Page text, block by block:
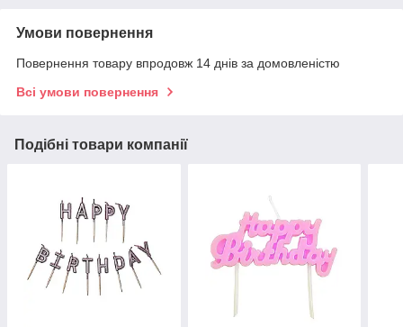
Умови повернення
Повернення товару впродовж 14 днів за домовленістю
Всі умови повернення
Подібні товари компанії